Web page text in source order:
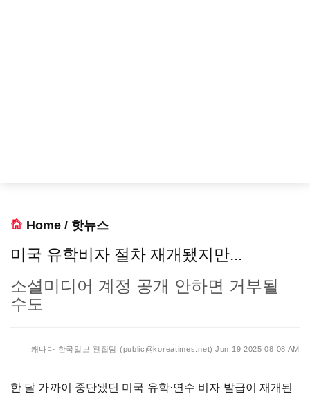
Home / 핫뉴스
미국 유학비자 절차 재개됐지만...
소셜미디어 계정 공개 안하면 거부될
수도
캐나다 한국일보 편집팀 (public@koreatimes.net) Jun 19 2025 08:08 AM
한 달 가까이 중단됐던 미국 유학·연수 비자 발급이 재개된